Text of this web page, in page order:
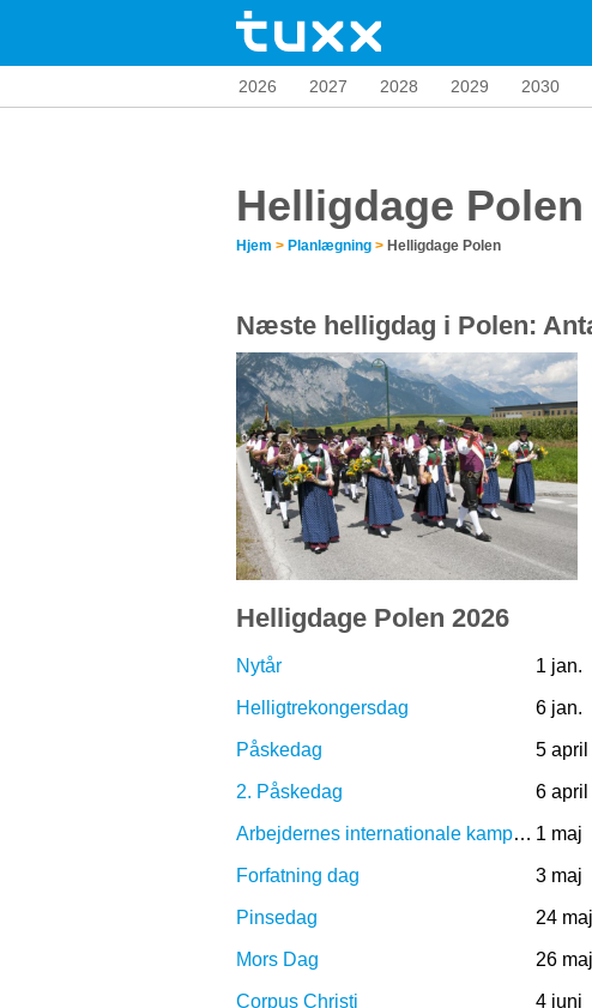
2026 2027 2028 2029 2030
Helligdage Polen
Hjem > Planlægning > Helligdage Polen
Næste helligdag i Polen:
Helligdage Polen 2026
Nytår 1 jan.
Helligtrekongersdag 6 jan.
Påskedag 5 april
2. Påskedag 6 april
Arbejdernes internationale kampdag 1 maj
Forfatning dag 3 maj
Pinsedag 24 maj
Mors Dag 26 maj
Corpus Christi 4 juni